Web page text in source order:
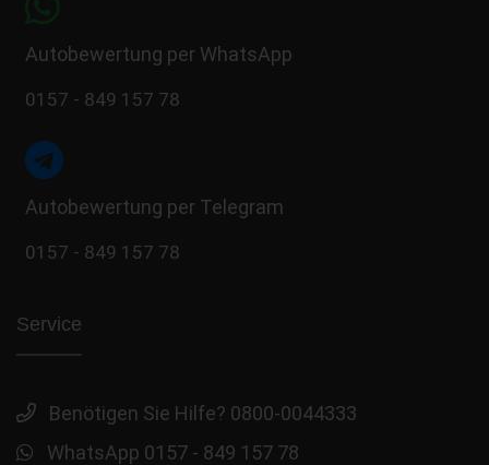
Autobewertung per WhatsApp
0157 - 849 157 78
Autobewertung per Telegram
0157 - 849 157 78
Service
Benötigen Sie Hilfe? 0800-0044333
WhatsApp 0157 - 849 157 78